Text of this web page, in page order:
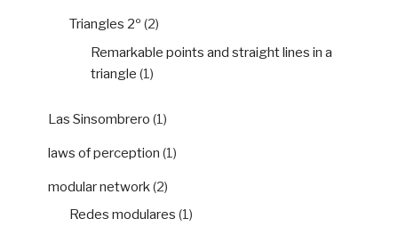
Triangles 2º (2)
Remarkable points and straight lines in a
triangle (1)
Las Sinsombrero (1)
laws of perception (1)
modular network(2)
Redes modulares (1)